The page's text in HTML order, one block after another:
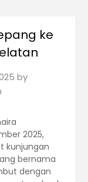
ke
by
2025,
kunjungan
bernama
dengan